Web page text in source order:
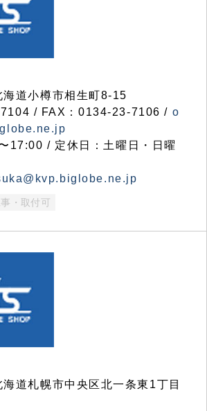
道小樽市相生町8-15
/ FAX：0134-23-7106 / o
17:00 / 定休日：土曜日・日曜
・取付可
道札幌市中央区北一条東1丁目